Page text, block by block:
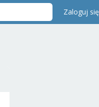
Zaloguj się